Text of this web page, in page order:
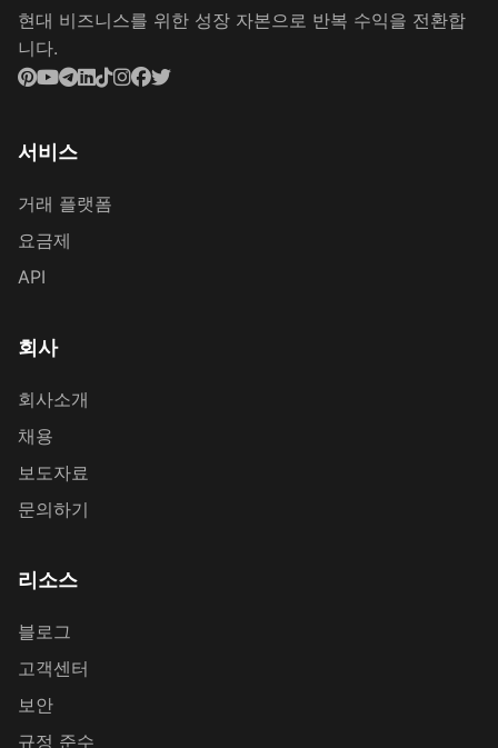
현대 비즈니스를 위한 성장 자본으로 반복 수익을 전환합
니다.
서비스
거래 플랫폼
요금제
API
회사
회사소개
채용
보도자료
문의하기
리소스
블로그
고객센터
보안
규정 준수